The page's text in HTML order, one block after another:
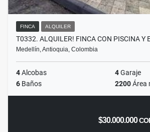
FINCA ALQUILER
T0332. ALQUILER! FINCA CON PISCINA Y
Medellín, Antioquia, Colombia
4Alcobas 4Garaje
6 Baños 2200Área
$30.000.000